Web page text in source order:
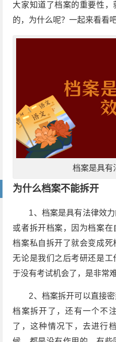
大家知道了档案的重要性
的，为什么呢？一起来看看吧
档案是具有
为什么档案不能拆开
1、档案是具有法律效
或者拆开档案，因为档案
档案私自拆开了就会变成死
无论是我们之后考研还是
于没有考试机会了，是非常
2、档案拆开可以直接
档案拆开了，还有一个不
了，这种情况下，去进行